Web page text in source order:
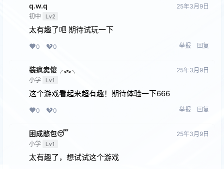
q.w.q
初中 Lv2
25年3月9日
太有趣了吧 期待试玩一下
0 0 举报 回复
装疯卖傻╭︽╮
小学 Lv1
25年3月9日
这个游戏看起来超有趣！期待体验一下666
0 0 举报 回复
困成憨包😴
小学 Lv1
25年3月9日
太有趣了，想试试这个游戏